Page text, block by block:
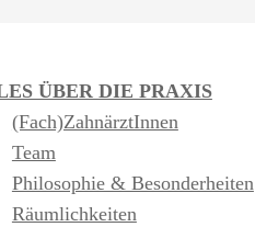
ÜBER DIE PRAXIS
(Fach)ZahnärztInnen
Team
Philosophie & Besonderheiten
Räumlichkeiten